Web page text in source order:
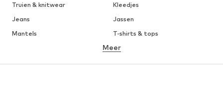
Truien & knitwear
Kleedjes
Jeans
Jassen
Mantels
T-shirts & tops
Ondergoed
Meer